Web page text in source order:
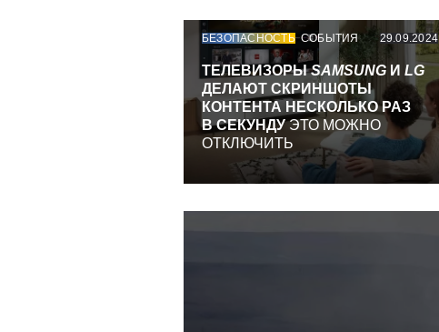
БЕЗОПАСНОСТЬ СОБЫТИЯ 29.09.2024
ТЕЛЕВИЗОРЫSAMSUNG И LG
ДЕЛАЮТ СКРИНШОТЫ
КОНТЕНТА НЕСКОЛЬКО РАЗ
В СЕКУНДУЭТО МОЖНО
ОТКЛЮЧИТЬ